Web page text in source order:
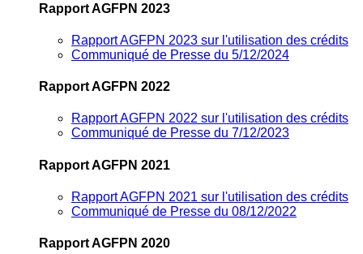
Rapport AGFPN 2023
Rapport AGFPN 2023 sur l'utilisation des crédits
Communiqué de Presse du 5/12/2024
Rapport AGFPN 2022
Rapport AGFPN 2022 sur l'utilisation des crédits
Communiqué de Presse du 7/12/2023
Rapport AGFPN 2021
Rapport AGFPN 2021 sur l'utilisation des crédits
Communiqué de Presse du 08/12/2022
Rapport AGFPN 2020